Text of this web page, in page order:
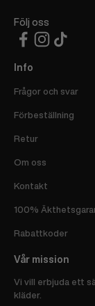
Följ oss
Info
Frågor och svar
Förbeställning
Retur
Om oss
Kontakt
100%
Rabattkoder
Vår mission
Vi vill erbjuda ett
kläder.